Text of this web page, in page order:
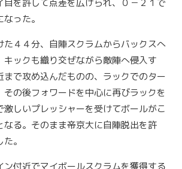
目を許して点差を広げられ、０－２１で
った。
た４４分、自陣スクラムからバックスへ
キックも織り交ぜながら敵陣へ侵入す
まで攻め込んだものの、ラックでのター
その後フォワードを中心に再びラックを
しいプレッシャーを受けてボールがこ
なる。そのまま帝京大に自陣脱出を許
。
ン付近でマイボールスクラムを獲得する